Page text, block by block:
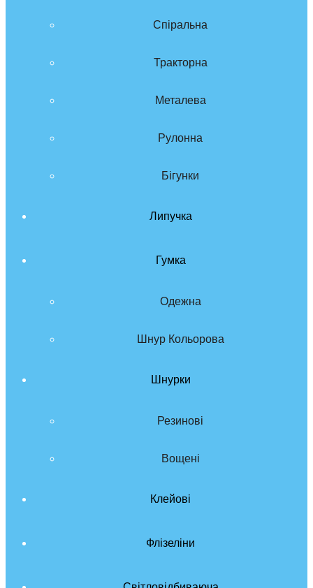
Спіральна
Тракторна
Металева
Рулонна
Бігунки
Липучка
Гумка
Одежна
Шнур Кольорова
Шнурки
Резинові
Вощені
Клейові
Флізеліни